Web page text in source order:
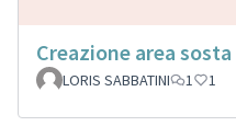
Creazione area
LORIS SABBATINI
1 1